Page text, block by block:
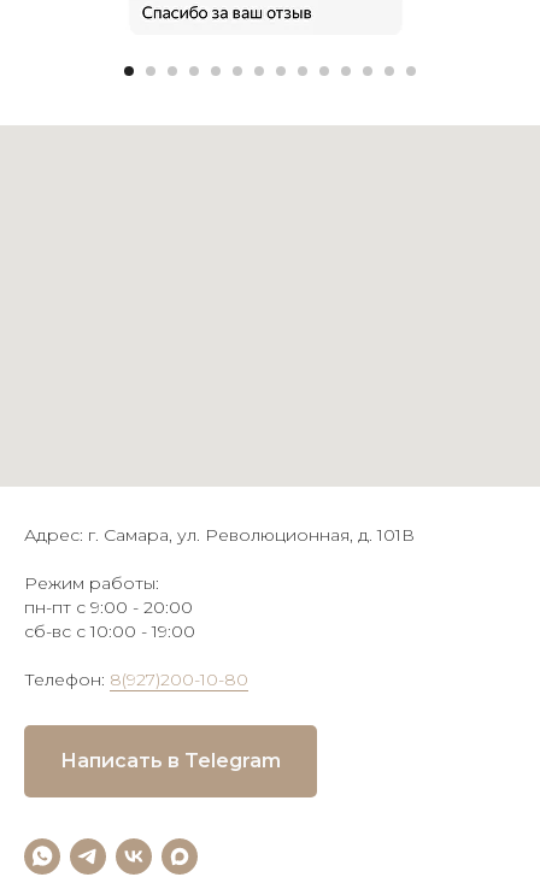
Адрес: г. Самара, ул. Революционная, д. 101В
Режим работы:
пн-пт с 9:00 - 20:00
сб-вс с 10:00 - 19:00
Телефон: 8(927)200-10-80
Написать в Telegram